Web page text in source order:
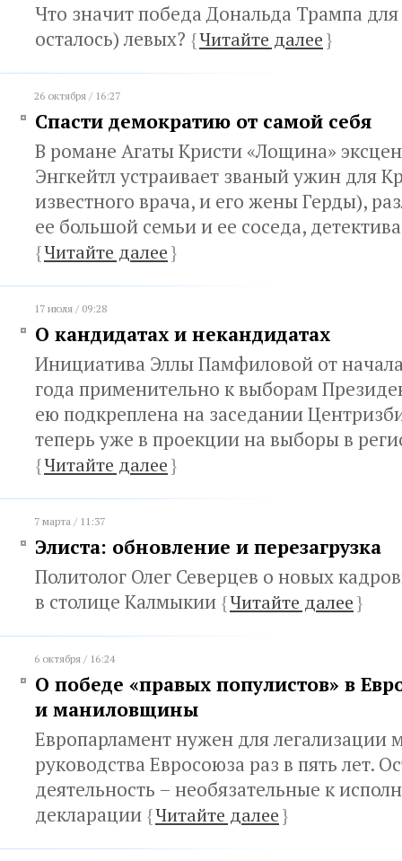
Что значит победа Дональда Трампа для
осталось) левых? {Читайте далее}
26 октября / 16:27
Спасти демократию от самой себя
В романе Агаты Кристи «Лощина»
Энгкейтл устраивает званый ужин для
известного врача, и его жены Герды),
ее большой семьи и ее соседа,
{Читайте далее}
17 июля / 09:28
О кандидатах и некандидатах
Инициатива Эллы Памфиловой от
года применительно к выборам
ею подкреплена на заседании
теперь уже в проекции на выборы в
{Читайте далее}
7 марта / 11:37
Элиста: обновление и перезагрузка
Политолог Олег Северцев о новых
в столице Калмыкии {Читайте далее}
6 октября / 16:24
О победе «правых популистов» в
и маниловщины
Европарламент нужен для легализации
руководства Евросоюза раз в пять лет.
деятельность – необязательные к
декларации {Читайте далее}